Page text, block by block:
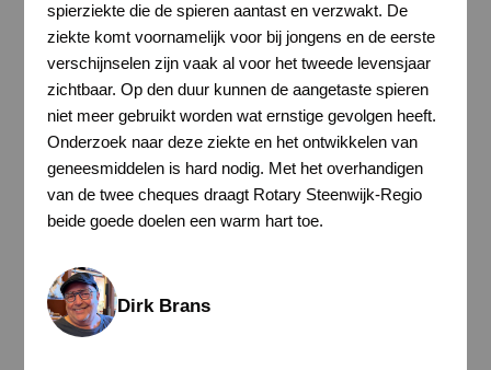
spierziekte die de spieren aantast en verzwakt. De
ziekte komt voornamelijk voor bij jongens en de eerste
verschijnselen zijn vaak al voor het tweede levensjaar
zichtbaar. Op den duur kunnen de aangetaste spieren
niet meer gebruikt worden wat ernstige gevolgen heeft.
Onderzoek naar deze ziekte en het ontwikkelen van
geneesmiddelen is hard nodig. Met het overhandigen
van de twee cheques draagt Rotary Steenwijk-Regio
beide goede doelen een warm hart toe.
Dirk Brans